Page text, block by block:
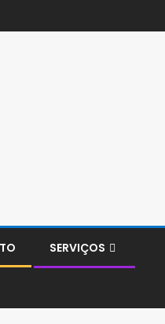
SERVIÇOS